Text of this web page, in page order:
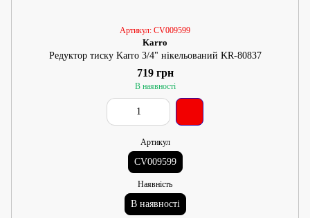
Артикул: CV009599
Karro
Редуктор тиску Karro 3/4" нікельований KR-80837
719 грн
В наявності
Артикул
CV009599
Наявність
В наявності